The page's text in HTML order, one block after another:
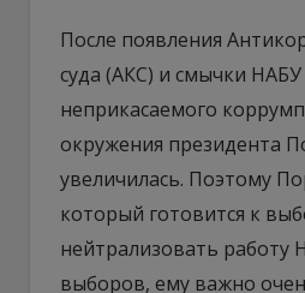
После появления
суда (АКС) и смычки НАБУ
неприкасаемого
окружения президента
увеличилась. Поэтому
который готовится к
нейтрализовать работу
выборов, ему важно